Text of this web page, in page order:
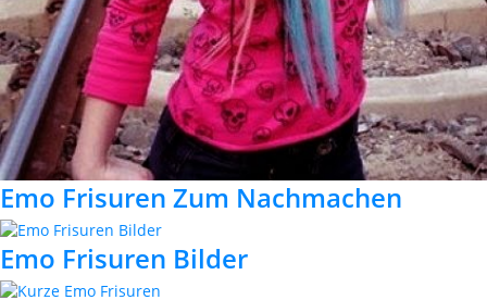
Emo Frisuren Zum Nachmachen
Emo Frisuren Bilder